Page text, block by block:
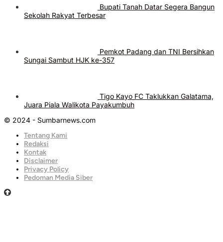
Bupati Tanah Datar Segera Bangun
Sekolah Rakyat Terbesar
Pemkot Padang dan TNI Bersihkan
Sungai Sambut HJK ke-357
Tigo Kayo FC Taklukkan Galatama,
Juara Piala Walikota Payakumbuh
© 2024 - Sumbarnews.com
Tentang Kami
Redaksi
Kontak
Disclaimer
Privacy Policy
Pedoman Media Siber